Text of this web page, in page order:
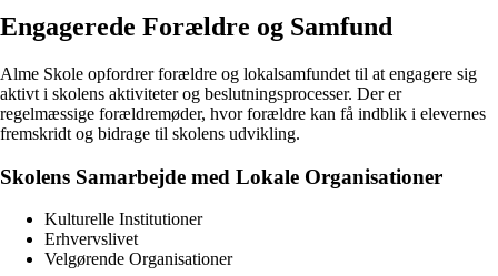
Engagerede Forældre og Samfund
Alme Skole opfordrer forældre og lokalsamfundet til at engagere sig
aktivt i skolens aktiviteter og beslutningsprocesser. Der er
regelmæssige forældremøder, hvor forældre kan få indblik i elevernes
fremskridt og bidrage til skolens udvikling.
Skolens Samarbejde med Lokale Organisationer
Kulturelle Institutioner
Erhvervslivet
Velgørende Organisationer